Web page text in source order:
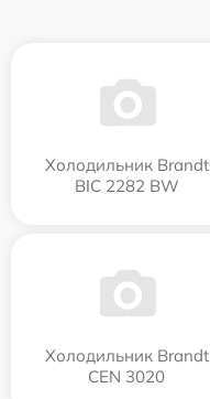
Холодильник Brandt
BIC 2282 BW
Холодильник Brandt
CEN 3020